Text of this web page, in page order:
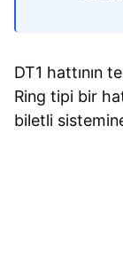
DT1 hattının
Ring tipi bir
biletli